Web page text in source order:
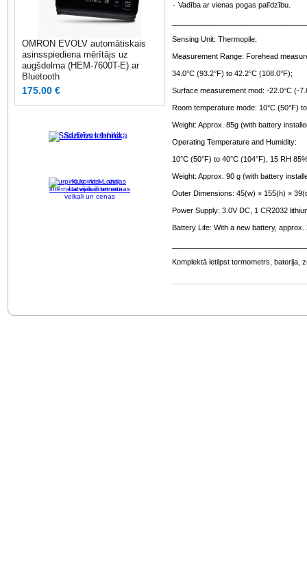
OMRON EVOLV automātiskais
asinsspiediena mērītājs uz
augšdelma (HEM-7600T-E) ar
Bluetooth
175.00 €
Sadzīves tehnika
Kurpirkt.lv - visi Latvijas
interneta veikali un cenas
۰ Vadība ar vienas pogas palīdzību.
Sensing Unit: Thermopile;
Measurement Range: Forehead
34.0°C (93.2°F) to 42.2°C (108.0°F);
Surface measurement mod: -22.0°C (-
Room temperature mode: 10°C (50°F)
Weight: Approx. 85g (with battery
Operating Temperature and Humidity:
10°C (50°F) to 40°C (104°F), 15 RH
Weight: Approx. 90 g (with battery
Outer Dimensions: 45(w) × 155(h) ×
Power Supply: 3.0V DC, 1 CR2032
Battery Life: With a new battery,
Komplektā ietilpst termometrs, baterija,